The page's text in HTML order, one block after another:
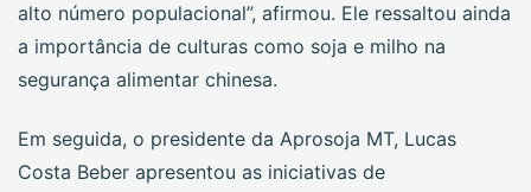
alto número populacional”, afirmou. Ele ressaltou ainda
a importância de culturas como soja e milho na
segurança alimentar chinesa.
Em seguida, o presidente da Aprosoja MT, Lucas
Costa Beber apresentou as iniciativas de